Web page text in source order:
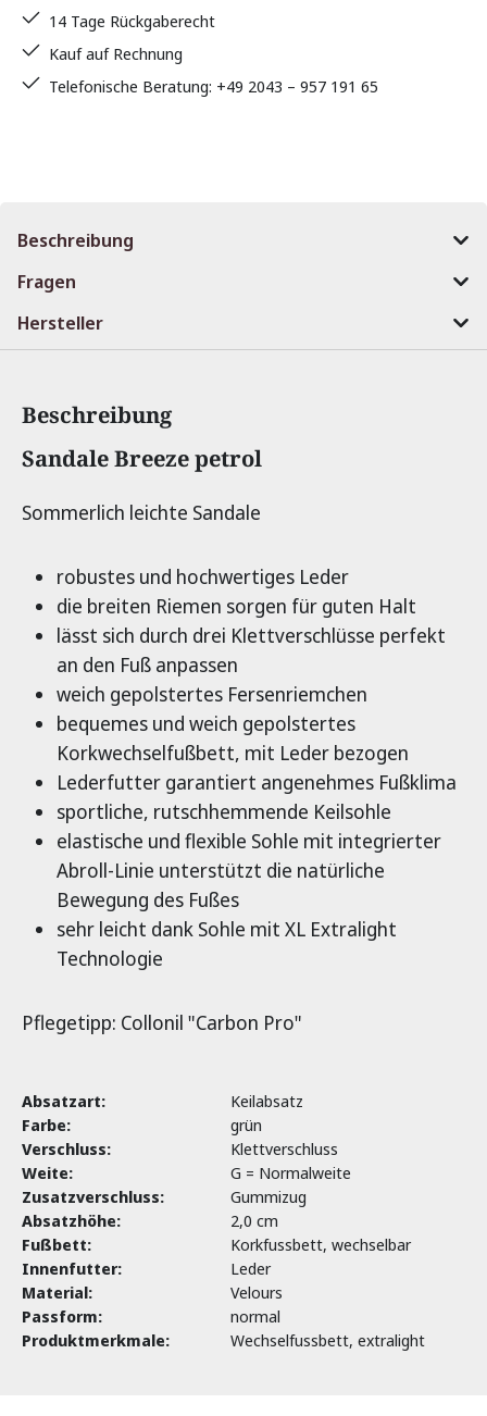
14 Tage Rückgaberecht
Kauf auf Rechnung
Telefonische Beratung: +49 2043 – 957 191 65
Beschreibung
Fragen
Hersteller
Beschreibung
Produktinformationen
Sandale Breeze petrol
Sommerlich leichte Sandale
robustes und hochwertiges Leder
die breiten Riemen sorgen für guten Halt
lässt sich durch drei Klettverschlüsse perfekt
an den Fuß anpassen
weich gepolstertes Fersenriemchen
bequemes und weich gepolstertes
Korkwechselfußbett, mit Leder bezogen
Lederfutter garantiert angenehmes Fußklima
sportliche, rutschhemmende Keilsohle
elastische und flexible Sohle mit integrierter
Abroll-Linie unterstützt die natürliche
Bewegung des Fußes
sehr leicht dank Sohle mit XL Extralight
Technologie
Pflegetipp: Collonil "Carbon Pro"
Absatzart:
Keilabsatz
Farbe:
grün
Verschluss:
Klettverschluss
Weite:
G = Normalweite
Zusatzverschluss:
Gummizug
Absatzhöhe:
2,0 cm
Fußbett:
Korkfussbett, wechselbar
Innenfutter:
Leder
Material:
Velours
Passform:
normal
Produktmerkmale:
Wechselfussbett, extralight